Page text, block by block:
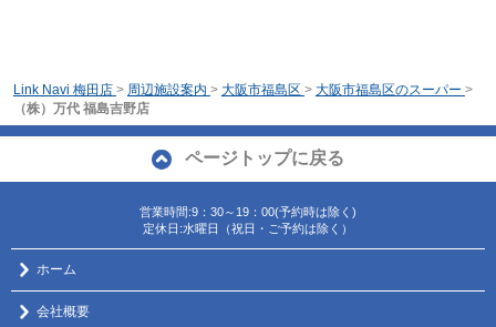
Link Navi 梅田店 > 周辺施設案内 > 大阪市福島区 > 大阪市福島区のスーパー >
（株）万代 福島吉野店
ページトップに戻る
営業時間:9：30～19：00(予約時は除く)
定休日:水曜日（祝日・ご予約は除く）
ホーム
会社概要